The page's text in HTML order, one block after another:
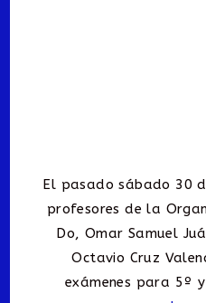
El pasado sábado 30
profesores de la
Do, Omar Samuel
Octavio Cruz
exámenes para 5º